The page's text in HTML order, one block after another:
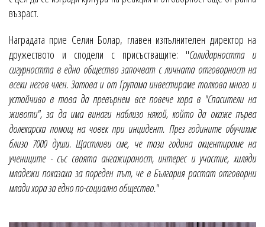
възраст.
Наградата прие Селин Болар, главен изпълнителен директор на
дружеството и сподели с присъстващите: "Солидарността и
сигурността в едно общество започват с личната отговорност на
всеки негов член. Затова и от Групама инвестираме толкова много и
устойчиво в това да превърнем все повече хора в "Спасители на
животи", за да има винаги наблизо някой, който да окаже първа
долекарска помощ на човек при инцидент. През годините обучихме
близо 7000 души. Щастливи сме, че тази година акцентираме на
учениците - със своята ангажираност, интерес и участие, хиляди
младежи показаха за пореден път, че в България растат отговорни
млади хора за едно по-социално общество."